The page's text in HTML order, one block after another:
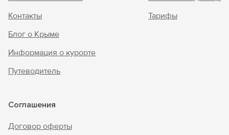
Контакты
Блог о Крыме
Информация о курорте
Путеводитель
Тарифы
Соглашения
Договор оферты